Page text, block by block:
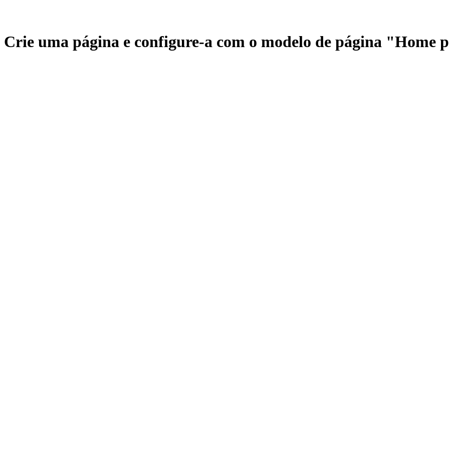
Crie uma página e configure-a com o modelo de página "Home